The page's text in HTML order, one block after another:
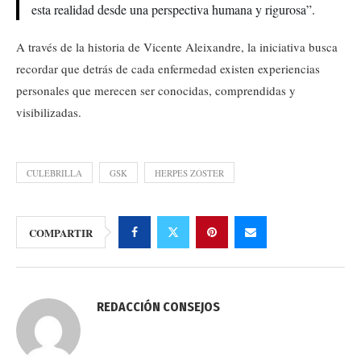
esta realidad desde una perspectiva humana y rigurosa”.
A través de la historia de Vicente Aleixandre, la iniciativa busca
recordar que detrás de cada enfermedad existen experiencias
personales que merecen ser conocidas, comprendidas y
visibilizadas.
CULEBRILLA GSK HERPES ZOSTER
COMPARTIR
REDACCIÓN CONSEJOS